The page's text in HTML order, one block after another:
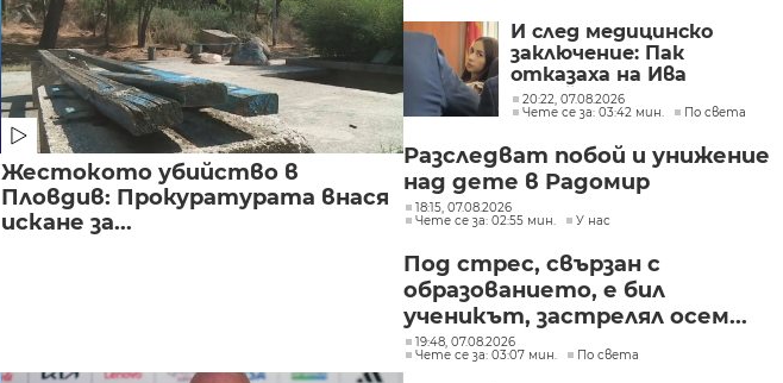
Жестокото убийство в
Пловдив: Прокуратурата внася
искане за...
И след медицинско
заключение: Пак
отказаха на Ива
Михайлова да се лекува
в България
20:22, 07.08.2026
Чете се за: 03:42 мин.
По света
Разследват побой и унижение
над дете в Радомир
18:15, 07.08.2026
Чете се за: 02:55 мин.
У нас
Под стрес, свързан с
образованието, е бил
ученикът, застрелял осем...
19:48, 07.08.2026
Чете се за: 03:07 мин.
По света